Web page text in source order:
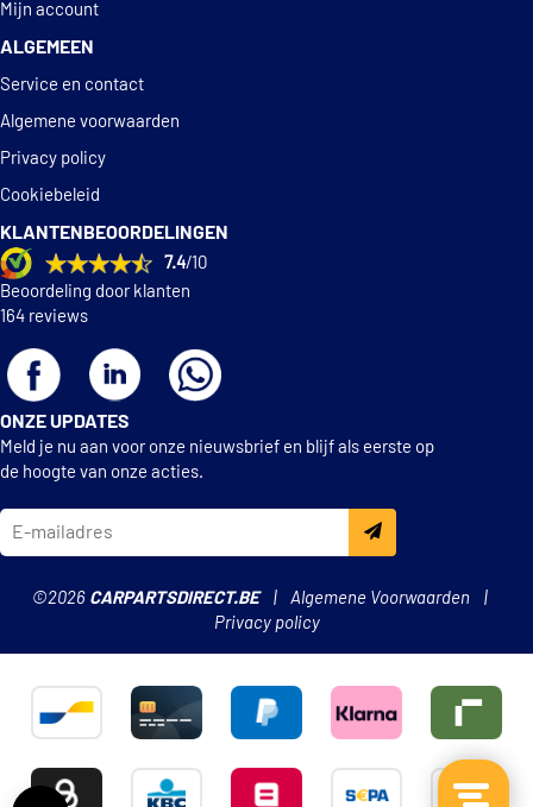
Mijn account
ALGEMEEN
Service en contact
Algemene voorwaarden
Privacy policy
Cookiebeleid
KLANTENBEOORDELINGEN
7.4/10
Beoordeling door klanten
164 reviews
ONZE UPDATES
Meld je nu aan voor onze nieuwsbrief en blijf als eerste op
de hoogte van onze acties.
©2026 CARPARTSDIRECT.BE
Algemene Voorwaarden
Privacy policy